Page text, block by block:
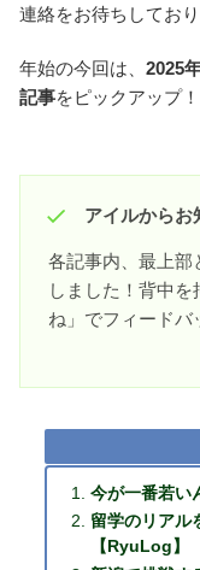
連絡をお待ちしてお
年始の今回は、 2025
記事をピックアップ！
アイルからお
各記事内、最上部
しました！背中
ね」でフィードバ
今が一番若い
留学のリアル
【RyuLog】